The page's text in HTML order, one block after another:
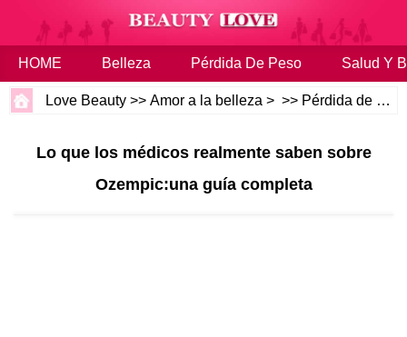
HOME Belleza Pérdida De Peso Salud Y
Love Beauty >>Amor a la belleza > >> Pérdida de peso
Lo que los médicos realmente saben sobre
Ozempic:una guía completa